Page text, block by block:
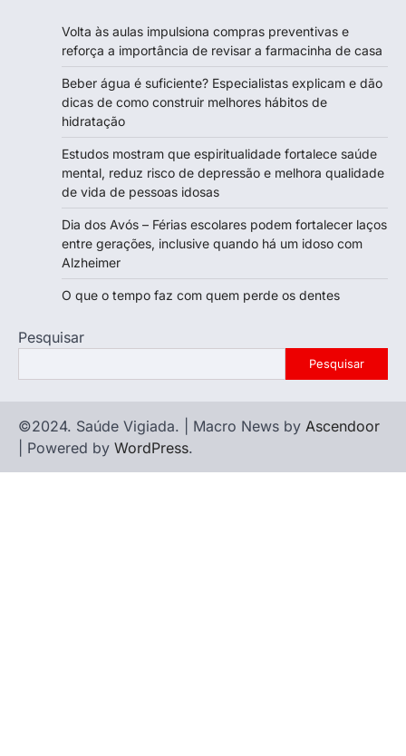
Volta às aulas impulsiona compras preventivas e
reforça a importância de revisar a farmacinha de casa
Beber água é suficiente? Especialistas explicam e dão
dicas de como construir melhores hábitos de
hidratação
Estudos mostram que espiritualidade fortalece saúde
mental, reduz risco de depressão e melhora qualidade
de vida de pessoas idosas
Dia dos Avós – Férias escolares podem fortalecer laços
entre gerações, inclusive quando há um idoso com
Alzheimer
O que o tempo faz com quem perde os dentes
Pesquisar
Pesquisar
©2024. Saúde Vigiada. | Macro News by Ascendoor
| Powered by WordPress.